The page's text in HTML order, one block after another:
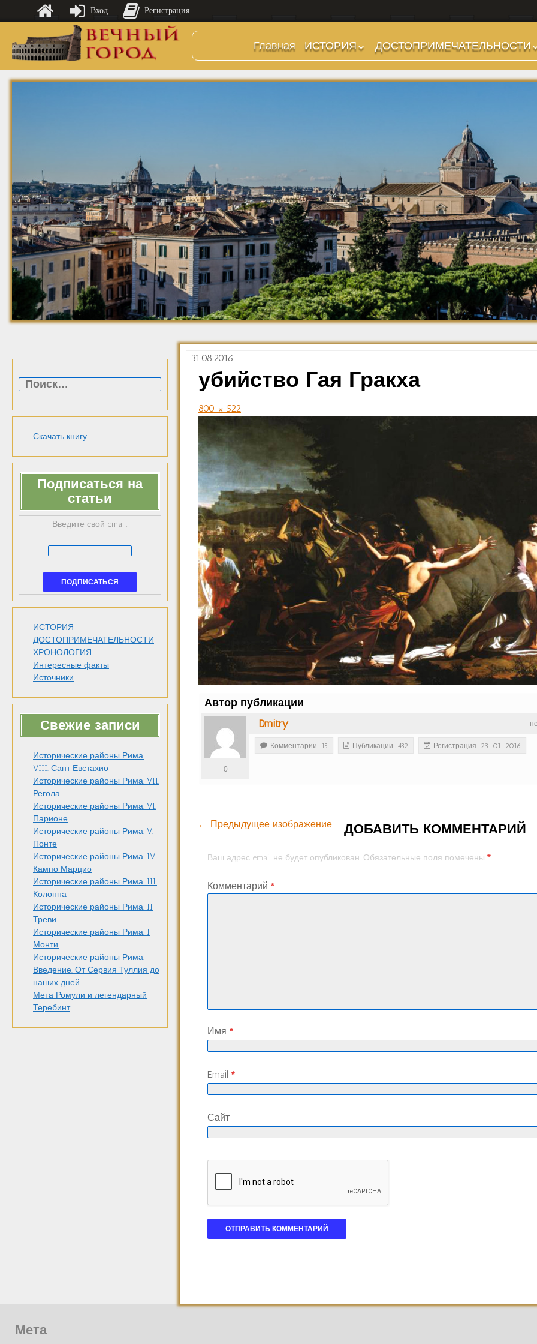
Главная
ИСТОРИЯ
Предыстория
Царский период
Империя. Принципат
(27 г до н.э. — 284 г
н.э.)
Империя. Доминат
(284-476 гг)
Темные Века. Готы
Темные Века.
Экзархат
Средневековье
Возрождение и
Барокко
ДОСТОПРИМЕЧАТЕЛЬНОСТИ
Холмы и остров.
Районы
Стадионы, Термы
Дохристианские
храмы
Христианские храмы,
базилики etc.
Дворцы
Арки, колонны и
обелиски
Фонтаны
Скачать книгу
Подписаться на
статьи
Введите свой email:
ИСТОРИЯ
ДОСТОПРИМЕЧАТЕЛЬНОСТИ
ХРОНОЛОГИЯ
Интересные факты
Источники
Свежие записи
Исторические районы Рима.
VIII. Сант Евстахио
Исторические районы Рима. VII.
Регола
Исторические районы Рима. VI.
Парионе
Исторические районы Рима. V.
Понте
Исторические районы Рима. IV.
Кампо Марцио
Исторические районы Рима. III.
Колонна
Исторические районы Рима. II
Треви
Исторические районы Рима. I
Монти.
Исторические районы Рима.
Введение. От Сервия Туллия до
наших дней.
Мета Ромули и легендарный
Теребинт
31.08.2016
убийство Гая Гракха
800 × 522
Автор публикации
Dmitry
0
Комментарии: 15 Публикации: 432 Регистрация: 23-01-2016
← Предыдущее изображение ДОБАВИТЬ КОММЕНТАРИЙ
Ваш адрес email не будет опубликован. Обязательные поля помечены*
Комментарий*
Имя*
Email*
Сайт
Мета
Вход Регистрация